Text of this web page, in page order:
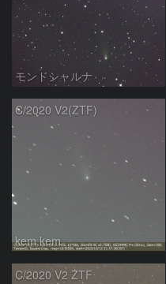
モンドシャルナ
C/2020 V2(ZTF)
kem.kem
C/2020 V2 ZTF